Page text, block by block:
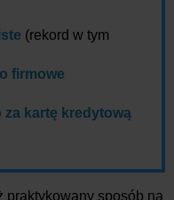
(rekord w tym
firmowe
za kartę kredytową
praktykowany sposób na